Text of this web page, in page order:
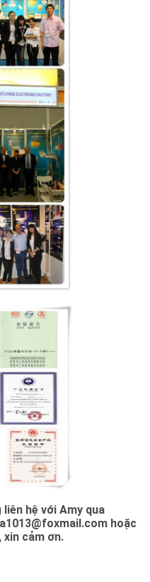
hệ với Amy qua
hoặc
xin cảm ơn.